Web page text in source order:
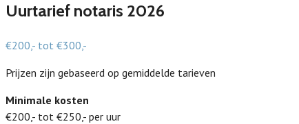
Uurtarief notaris 2026
€200,- tot €300,-
Prijzen zijn gebaseerd op gemiddelde tarieven
Minimale kosten
€200,- tot €250,- per uur